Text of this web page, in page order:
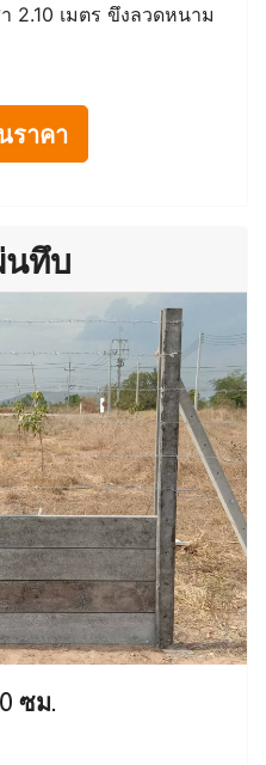
2.10 เมตร ขึงลวดหนาม
ราคา
นทึบ
ซม.